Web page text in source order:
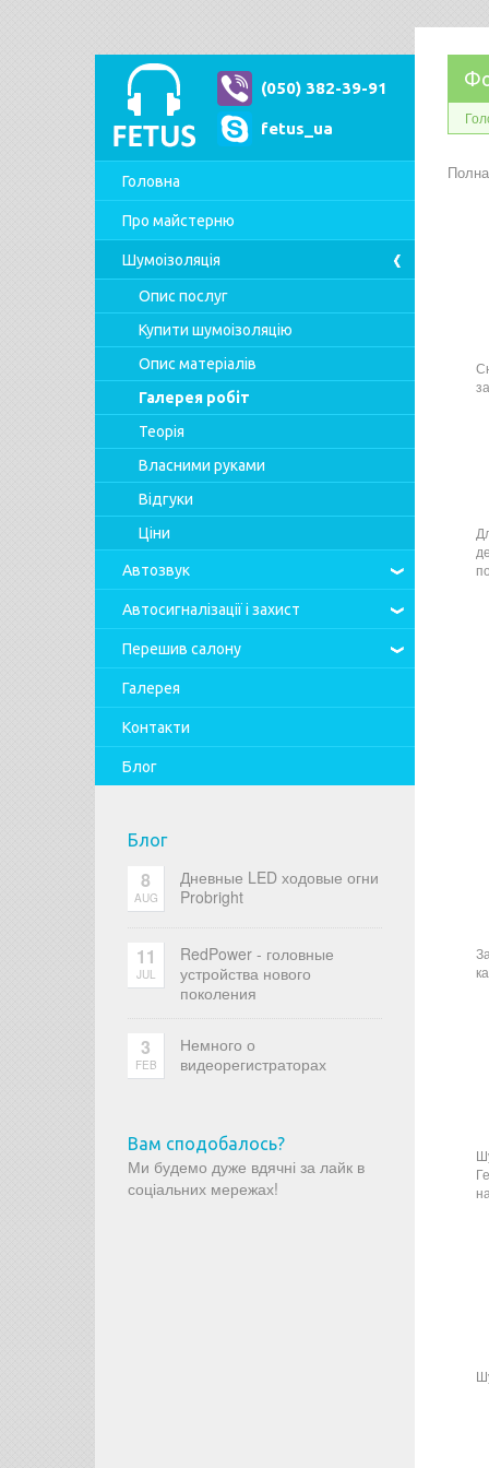
(050) 382-39-91
fetus_ua
Головна
Про майстерню
Шумоізоляція
Опис послуг
Купити шумоізоляцію
Опис матеріалів
Галерея робіт
Теорія
Власними руками
Відгуки
Ціни
Автозвук
Автосигналізаціїі захист
Перешив салону
Галерея
Контакти
Блог
Блог
8
AUG
Дневные LED ходовые огни
Probright
11
JUL
RedPower - головные
устройства нового
поколения
3
FEB
Немного о
видеорегистраторах
Вам сподобалось?
Ми будемо дуже вдячні за лайк в
соціальних мережах!